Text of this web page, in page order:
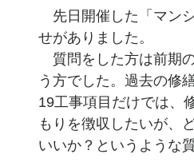
先日開催した「マン
せがありました。
質問をした方は前期
う方でした。過去の修
19工事項目だけでは、
もりを徴収したいが、
いいか？というような